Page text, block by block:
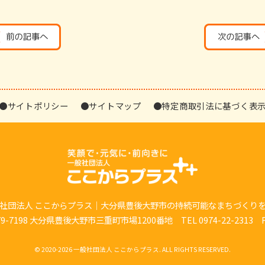
●サイトポリシー ●サイトマップ ●特定商取引法に基づく表示
団法人 ここからプラス｜大分県豊後大野市の持続可能なまちづくり
7198 大分県豊後大野市三重町市場1200番地 TEL 0974-22-2313
© 2020-2026 一般社団法人 ここからプラス. ALL RIGHTS RESERVED.